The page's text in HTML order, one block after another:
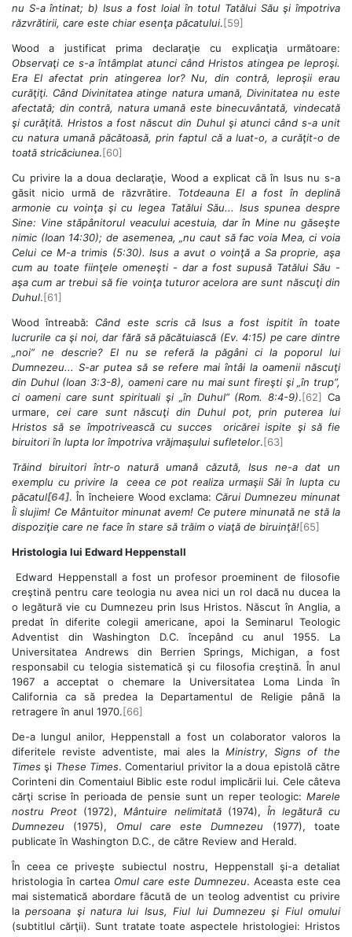
nu S-a întinat; b) Isus a fost loial în totul Tatălui Său şi împotriva
răzvrătirii, care este chiar esenţa păcatului.[59]
Wood a justificat prima declaraţie cu explicaţia următoare:
Observaţi ce s-a întâmplat atunci când Hristos atingea pe leproşi.
Era El afectat prin atingerea lor? Nu, din contră, leproşii erau
curăţiţi. Când Divinitatea atinge natura umană, Divinitatea nu este
afectată; din contră, natura umană este binecuvântată, vindecată
şi curăţită. Hristos a fost născut din Duhul şi atunci când s-a unit
cu natura umană păcătoasă, prin faptul că a luat-o, a curăţit-o de
toată stricăciunea.[60]
Cu privire la a doua declaraţie, Wood a explicat că în Isus nu s-a
găsit nicio urmă de răzvrătire. Totdeauna El a fost în deplină
armonie cu voinţa şi cu legea Tatălui Său... Isus spunea despre
Sine: Vine stăpânitorul veacului acestuia, dar în Mine nu găseşte
nimic (Ioan 14:30); de asemenea, „nu caut să fac voia Mea, ci voia
Celui ce M-a trimis (5:30). Isus a avut o voinţă a Sa proprie, aşa
cum au toate fiinţele omeneşti - dar a fost supusă Tatălui Său -
aşa cum ar trebui să fie voinţa tuturor acelora are sunt născuţi din
Duhul.[61]
Wood întreabă: Când este scris că Isus a fost ispitit în toate
lucrurile ca şi noi, dar fără să păcătuiască (Ev. 4:15) pe care dintre
„noi” ne descrie? El nu se referă la păgâni ci la poporul lui
Dumnezeu... S-ar putea să se refere mai întâi la oamenii născuţi
din Duhul (Ioan 3:3-8), oameni care nu mai sunt fireşti şi „în trup”,
ci oameni care sunt spirituali şi „în Duhul” (Rom. 8:4-9).[62] Ca
urmare, cei care sunt născuţi din Duhul pot, prin puterea lui
Hristos să se împotrivească cu succes oricărei ispite şi să fie
biruitori în lupta lor împotriva vrăjmaşului sufletelor.[63]
Trăind biruitori într-o natură umană căzută, Isus ne-a dat un
exemplu cu privire la ceea ce pot realiza urmaşii Săi în lupta cu
păcatul[64]. În încheiere Wood exclama: Cărui Dumnezeu minunat
Îi slujim! Ce Mântuitor minunat avem! Ce putere minunată ne stă la
dispoziţie care ne face în stare să trăim o viaţă de biruinţă![65]
Hristologia lui Edward Heppenstall
Edward Heppenstall a fost un profesor proeminent de filosofie
creştină pentru care teologia nu avea nici un rol dacă nu ducea la
o legătură vie cu Dumnezeu prin Isus Hristos. Născut în Anglia, a
predat în diferite colegii americane, apoi la Seminarul Teologic
Adventist din Washington D.C. începând cu anul 1955. La
Universitatea Andrews din Berrien Springs, Michigan, a fost
responsabil cu telogia sistematică şi cu filosofia creştină. În anul
1967 a acceptat o chemare la Universitatea Loma Linda în
California ca să predea la Departamentul de Religie până la
retragere în anul 1970.[66]
De-a lungul anilor, Heppenstall a fost un colaborator valoros la
diferitele reviste adventiste, mai ales laMinistry,Signs of the
Times şi These Times. Comentariul privitor la a doua epistolă către
Corinteni din Comentaiul Biblic este rodul implicării lui. Cele câteva
cărţi scrise în perioada de pensie sunt un reper teologic: Marele
nostru Preot (1972),Mântuire nelimitată(1974), În legătură cu
Dumnezeu (1975), Omul care este Dumnezeu (1977), toate
publicate în Washington D.C., de către Review and Herald.
În ceea ce priveşte subiectul nostru, Heppenstall şi-a detaliat
hristologia în cartea Omul care este Dumnezeu. Aceasta este cea
mai sistematică abordare făcută de un teolog adventist cu privire
lapersoana şi natura lui Isus, Fiul lui Dumnezeu şi Fiul omului
(subtitlul cărţii). Sunt tratate toate aspectele hristologiei: Hristos